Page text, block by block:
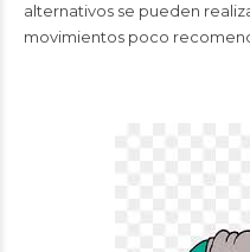
alternativos se pueden
movimientos poco